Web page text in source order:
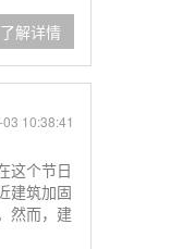
了解详情
10:38:41
这个节日
建筑加固
然而，建